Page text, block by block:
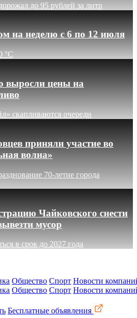
до 95 рублей за литр
на неделю с 6 по 12 июля
°C
выросли цены на
скапливаются очереди
приняли участие во
волна»
70-летие города
Чайковского снести
мусор
в срок до 2027 года
Общество Спорт Новости
Общество Спорт Новости
Бесплатные объявления